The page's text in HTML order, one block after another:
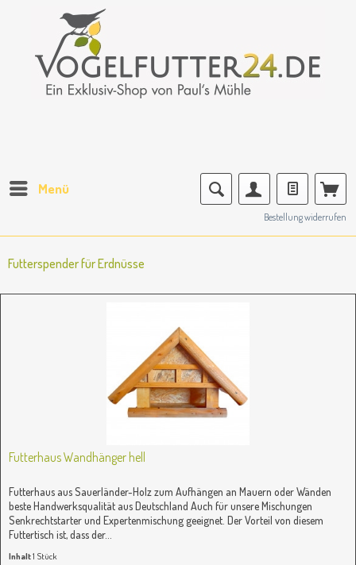
Menü
Bestellung widerrufen
Futterspender für Erdnüsse
Futterhaus Wandhänger hell
Futterhaus aus Sauerländer-Holz zum Aufhängen an Mauern oder Wänden
beste Handwerksqualität aus Deutschland Auch für unsere Mischungen
Senkrechtstarter und Expertenmischung geeignet. Der Vorteil von diesem
Futtertisch ist, dass der...
Inhalt1 Stück